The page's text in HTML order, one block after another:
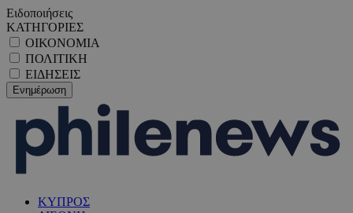
Ειδοποιήσεις
ΚΑΤΗΓΟΡΙΕΣ
ΟΙΚΟΝΟΜΙΑ
ΠΟΛΙΤΙΚΗ
ΕΙΔΗΣΕΙΣ
ΚΥΠΡΟΣ